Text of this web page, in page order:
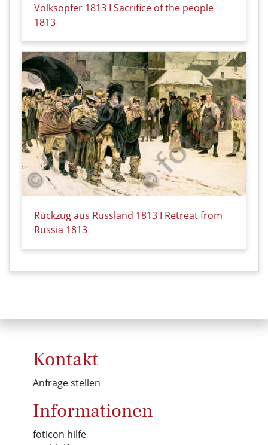
Volksopfer 1813 I Sacrifice of the people
1813
Rückzug aus Russland 1813 I Retreat from
Russia 1813
Kontakt
Anfrage stellen
Informationen
foticon hilfe